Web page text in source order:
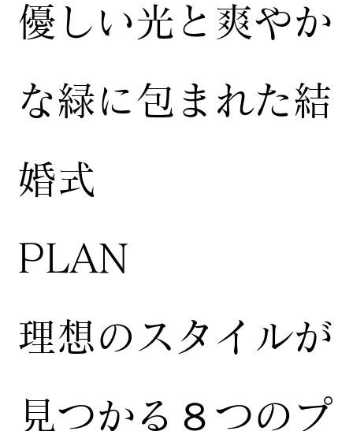
​優しい光と爽やか
な緑に包まれた結
婚式
​PLAN
​理想のスタイルが
見つかる８つのプ